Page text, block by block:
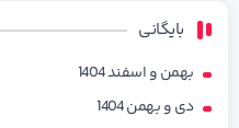
بایگانی
بهمن و اسفند 1404
دی و بهمن 1404